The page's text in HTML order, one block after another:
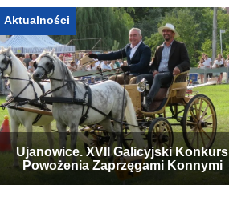
Aktualności
Ujanowice. XVII Galicyjski Konkurs
Powożenia Zaprzęgami Konnymi